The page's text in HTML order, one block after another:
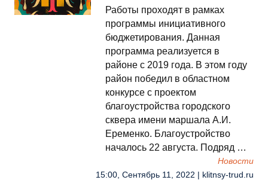
Работы проходят в рамках
программы инициативного
бюджетирования. Данная
программа реализуется в
районе с 2019 года. В этом году
район победил в областном
конкурсе с проектом
благоустройства городского
сквера имени маршала А.И.
Еременко. Благоустройство
началось 22 августа. Подряд …
Новости
15:00, Сентябрь 11, 2022 | klitnsy-trud.ru